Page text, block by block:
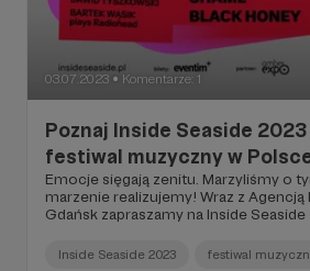
03.07.2023 ● Komentarze: 1
Poznaj Inside Seaside
festiwal muzyczny w
Emocje sięgają zenitu. Marzyliśmy o
marzenie realizujemy! Wraz z Agencją
Gdańsk zapraszamy na Inside Seaside
listopada 2023 pod jednym dachem
AmberExpo. Zagrają dla Was m.in.
Inside Seaside 2023 festiwal